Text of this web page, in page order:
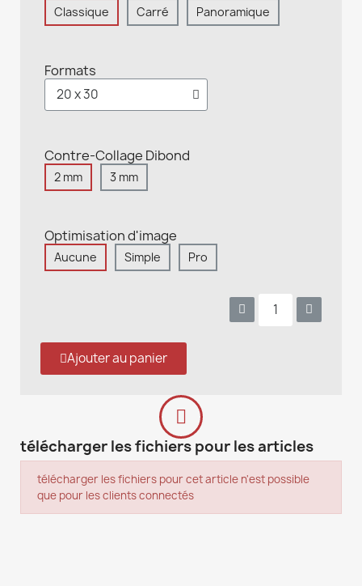
Classique Carré Panoramique
Formats
Contre-Collage Dibond
2 mm 3 mm
Optimisation d'image
Aucune Simple Pro
Ajouter au panier
télécharger les fichiers pour les articles
télécharger les fichiers pour cet article n'est possible
que pour les clients connectés